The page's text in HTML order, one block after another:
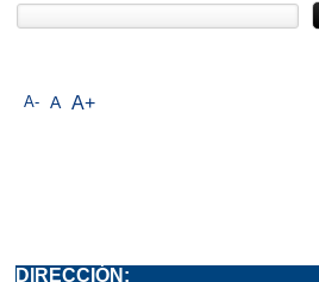
A- A A+
DIRECCIÓN: